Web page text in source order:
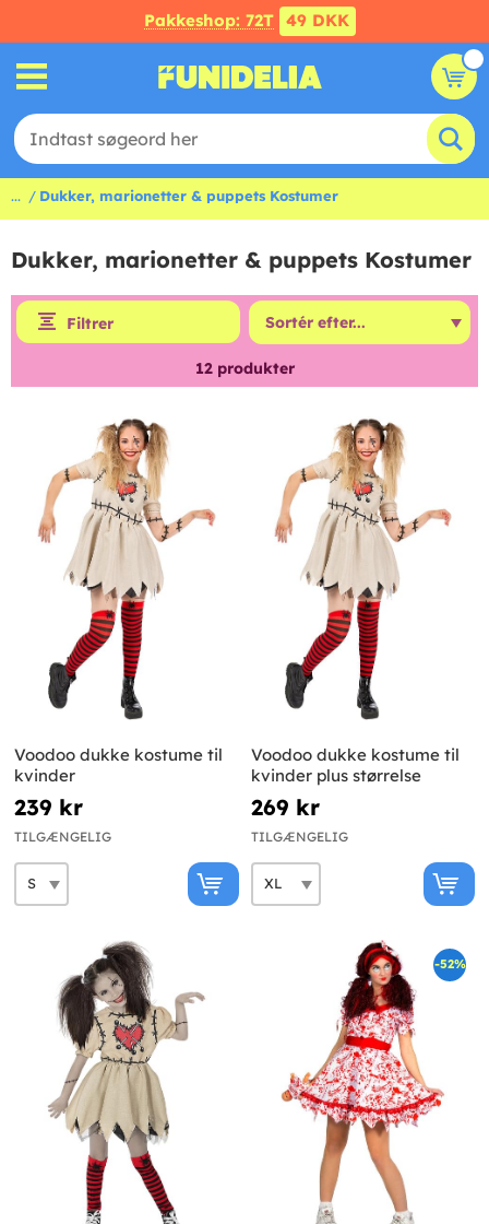
Pakkeshop: 72T 49 DKK
... Dukker, marionetter & puppets Kostumer
Dukker, marionetter & puppets Kostumer
Filtrer
12produkter
Voodoo dukke kostume til
kvinder
239 kr
TILGÆNGELIG
Voodoo dukke kostume til
kvinder plus størrelse
269 kr
TILGÆNGELIG
-52%